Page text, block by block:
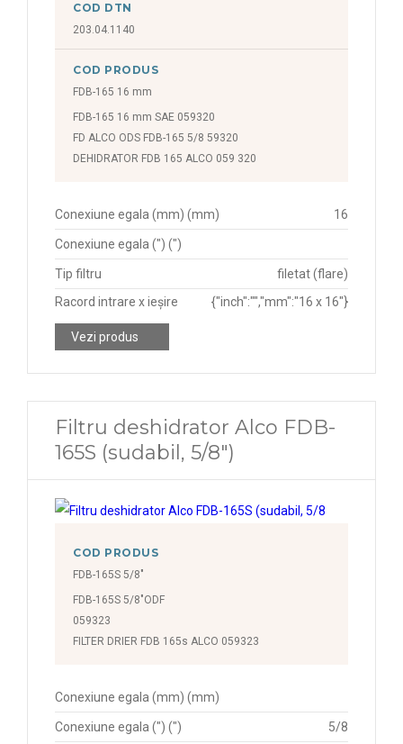
COD DTN
203.04.1140
COD PRODUS
FDB-165 16 mm
FDB-165 16 mm SAE 059320
FD ALCO ODS FDB-165 5/8 59320
DEHIDRATOR FDB 165 ALCO 059 320
Conexiune egala (mm) (mm) 16
Conexiune egala (") (")
Tip filtru
filetat (flare)
Racord intrare x ieșire
{"inch":"","mm":"16 x 16"}
Vezi produs
Filtru deshidrator Alco FDB-
165S (sudabil, 5/8")
COD PRODUS
FDB-165S 5/8"
FDB-165S 5/8"ODF
059323
FILTER DRIER FDB 165s ALCO 059323
Conexiune egala (mm) (mm)
Conexiune egala (") (") 5/8